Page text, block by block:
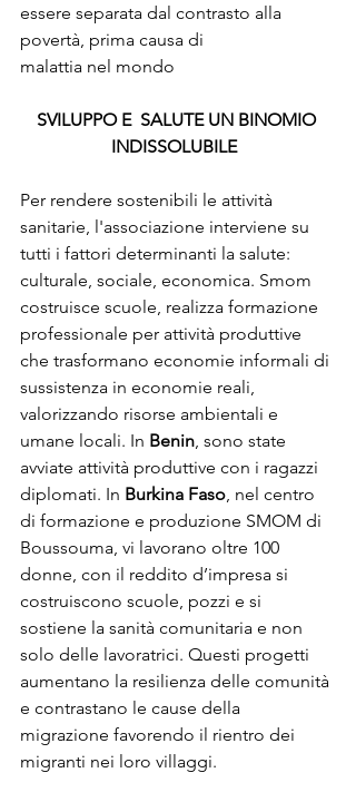
essere separata dal contrasto alla
povertà, prima causa di
malattia nel mondo
SVILUPPO E  SALUTE UN BINOMIO
INDISSOLUBILE
Per rendere sostenibili le attività
sanitarie, l'associazione interviene su
tutti i fattori determinanti la salute:
culturale, sociale, economica. Smom
costruisce scuole, realizza formazione
professionale per attività produttive
che trasformano economie informali di
sussistenza in economie reali,
valorizzando risorse ambientali e
umane locali. In Benin, sono state
avviate attività produttive con i ragazzi
diplomati. In Burkina Faso, nel centro
di formazione e produzione SMOM di
Boussouma, vi lavorano oltre 100
donne, con il reddito d’impresa si
costruiscono scuole, pozzi e si
sostiene la sanità comunitaria e non
solo delle lavoratrici. Questi progetti
aumentano la resilienza delle comunità
e contrastano le cause della
migrazione favorendo il rientro dei
migranti nei loro villaggi.